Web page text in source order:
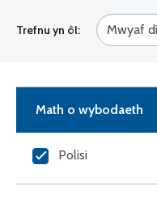
Trefnu yn ôl:
Math o wybodaeth
Polisi